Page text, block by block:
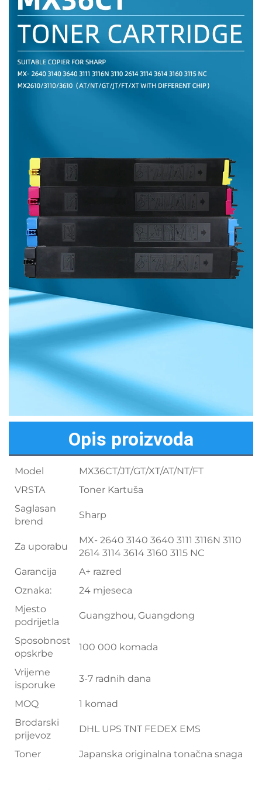
Opis proizvoda
Model
MX36CT/JT/GT/XT/AT/NT/FT
VRSTA
Toner Kartuša
Saglasan
brend
Sharp
Za uporabu
MX- 2640 3140 3640 3111 3116N 3110
2614 3114 3614 3160 3115 NC
Garancija
A+ razred
Oznaka:
24 mjeseca
Mjesto
podrijetla
Guangzhou, Guangdong
Sposobnost
opskrbe
100 000 komada
Vrijeme
isporuke
3-7 radnih dana
MOQ
1 komad
Brodarski
prijevoz
DHL UPS TNT FEDEX EMS
Toner Japanska originalna tonačna snaga